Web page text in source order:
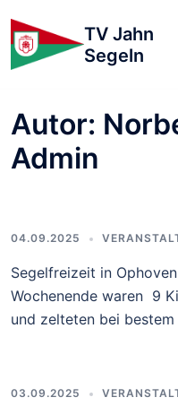
TV Jahn
Segeln
Autor:
Admin
04.09.2025
Segelfreizeit in
Wochenende waren 9
und zelteten bei
03.09.2025